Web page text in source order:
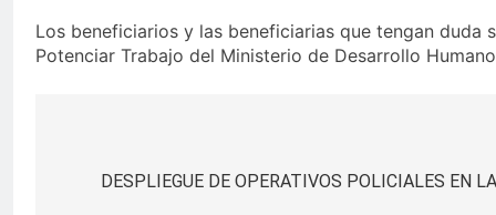
Los beneficiarios y las beneficiarias que tengan
Potenciar Trabajo del Ministerio de Desarrollo
DESPLIEGUE DE OPERATIVOS POLICIALES EN